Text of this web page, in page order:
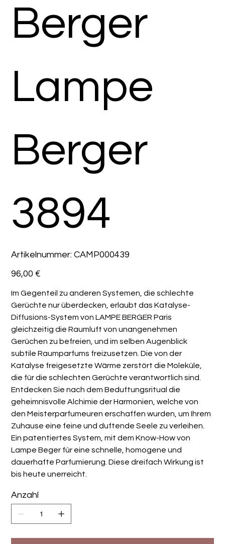
Berger
Lampe
Berger
3894
Artikelnummer: Artikelnummer:
CAMP000439
CAMP000439
Preis
96,00 €
Im Gegenteil zu anderen Systemen, die schlechte
Gerüchte nur überdecken, erlaubt das Katalyse-
Diffusions-System von LAMPE BERGER Paris
gleichzeitig die Raumluft von unangenehmen
Gerüchen zu befreien, und im selben Augenblick
subtile Raumparfums freizusetzen. Die von der
Katalyse freigesetzte Wärme zerstört die Moleküle,
die für die schlechten Gerüchte verantwortlich sind.
Entdecken Sie nach dem Beduftungsritual die
geheimnisvolle Alchimie der Harmonien, welche von
den Meisterparfumeuren erschaffen wurden, um Ihrem
Zuhause eine feine und duftende Seele zu verleihen.
Ein patentiertes System, mit dem Know-How von
Lampe Beger für eine schnelle, homogene und
dauerhafte Parfumierung. Diese dreifach Wirkung ist
bis heute unerreicht.
Anzahl